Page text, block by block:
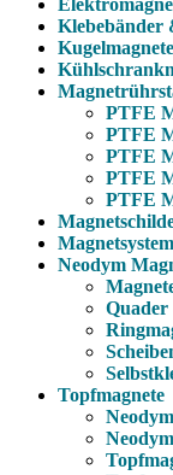
Klebebänder
Kugelmagnete
PTFE
PTFE
PTFE
PTFE
PTFE
Neodym
Topfmagnete